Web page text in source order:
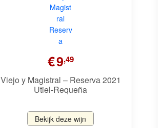
€9,49
Viejo y Magistral – Reserva 2021
Utiel-Requeña
Bekijk deze wijn